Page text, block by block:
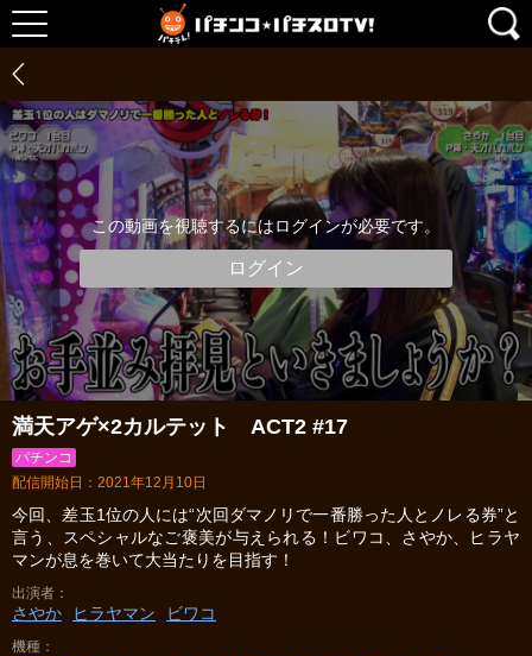
この動画を視聴するにはログインが必要です。
ログイン
満天アゲ×2カルテット ACT2 #17
パチンコ
配信開始日：2021年12月10日
今回、差玉1位の人には“次回ダマノリで一番勝った人とノレる券”と
言う、スペシャルなご褒美が与えられる！ビワコ、さやか、ヒラヤ
マンが息を巻いて大当たりを目指す！
出演者
さやか ヒラヤマン ビワコ
機種